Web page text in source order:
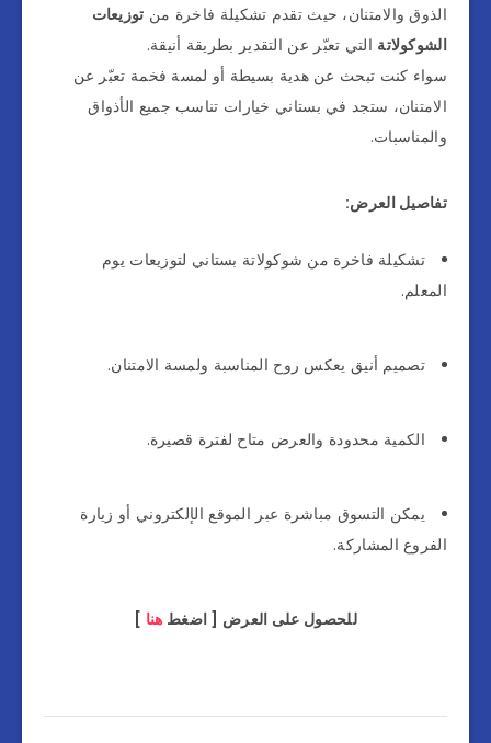
الذوق والامتنان، حيث تقدم تشكيلة فاخرة من توزيعات
الشوكولاتة التي تعبّر عن التقدير بطريقة أنيقة.
سواء كنت تبحث عن هدية بسيطة أو لمسة فخمة تعبّر عن
الامتنان، ستجد في بستاني خيارات تناسب جميع الأذواق
والمناسبات.
تفاصيل العرض:
تشكيلة فاخرة من شوكولاتة بستاني لتوزيعات يوم
المعلم.
تصميم أنيق يعكس روح المناسبة ولمسة الامتنان.
الكمية محدودة والعرض متاح لفترة قصيرة.
يمكن التسوق مباشرة عبر الموقع الإلكتروني أو زيارة
الفروع المشاركة.
للحصول على العرض [ اضغط هنا ]